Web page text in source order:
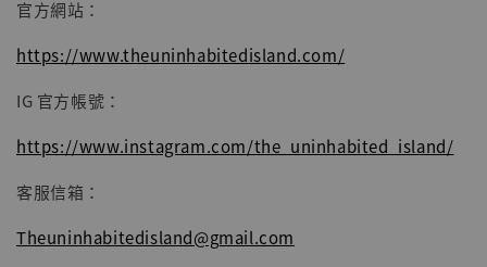
官方網站：
https://www.theuninhabitedisland.com/
IG 官方帳號：
https://www.instagram.com/the_uninhabited_island/
客服信箱：
Theuninhabitedisland@gmail.com